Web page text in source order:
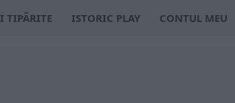
TIPĂRITE ISTORIC PLAY CONTUL MEU